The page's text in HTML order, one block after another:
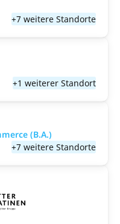
+7 weitere Standorte
+1 weiterer Standort
(B.A.)
+7 weitere Standorte